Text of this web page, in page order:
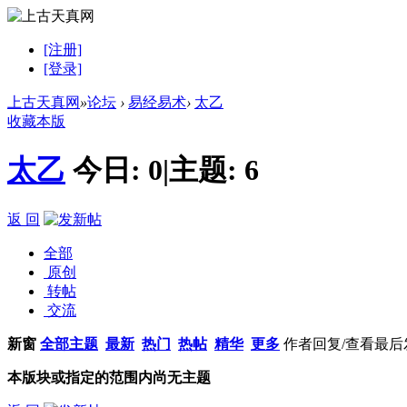
[注册]
[登录]
上古天真网 »论坛 › 易经易术› 太乙
收藏本版
太乙 今日: 0|主题: 6
返 回
全部
原创
转帖
交流
新窗 全部主题 最新 热门 热帖 精华 更多 作者回复/查看最后
本版块或指定的范围内尚无主题